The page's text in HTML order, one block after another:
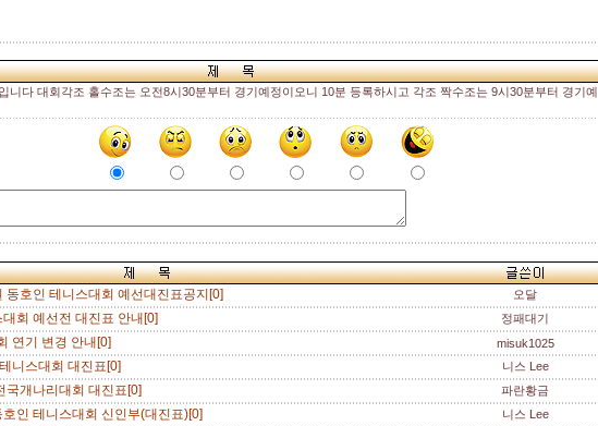
니다 대회각조 홀수조는 오전8시30분부터 경기예정이오니 10분 등록하시고 각조 짝수조는 9시30분부터 경기예
동호인 테니스대회 예선대진표공지[0] 오달
회 예선전 대진표 안내[0] 정패대기
연기 변경 안내[0] misuk1025
니스대회 대진표[0] 니스 Lee
국개나리대회 대진표[0] 파란황금
인 테니스대회 신인부(대진표)[0] 니스 Lee